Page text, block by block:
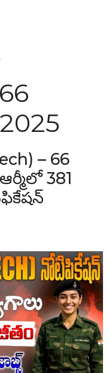
– 66
381